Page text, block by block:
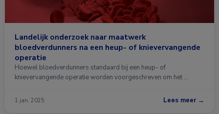
Landelijk onderzoek naar maatwerk
bloedverdunners na een heup- of knievervangende
operatie
Hoewel bloedverdunners standaard bij een heup- of
knievervangende operatie worden voorgeschreven om het …
1 jan. 2025 Lees meer →